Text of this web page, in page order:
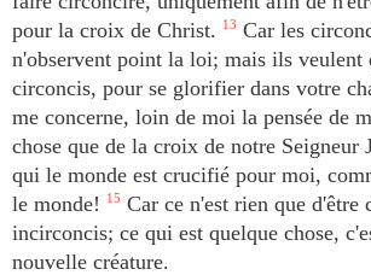
pour la croix de Christ.
13 Car les
n'observent point la loi; mais ils veulent
circoncis, pour se glorifier dans votre
me concerne, loin de moi la pensée de
chose que de la croix de notre Seigneur
qui le monde est crucifié pour moi,
le monde!
15 Car ce n'est rien que d'être
incirconcis; ce qui est quelque chose,
nouvelle créature.